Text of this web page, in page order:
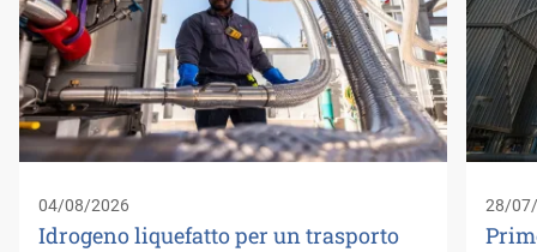
04/08/2026
Idrogeno liquefatto per un trasporto
28/